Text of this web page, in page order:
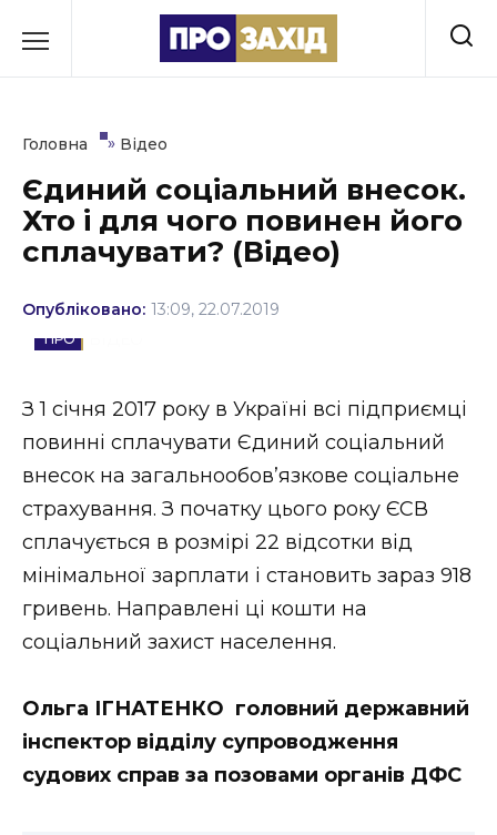
до
Культура
Освіта
Події
Соціум
Спорт
Стиль життя
Втрачений Ужгород
Втрачений Ужгород (відеоверсія)
ЗАКАРПАТСЬКІ НОВИНИ
Головна » Відео
Єдиний соціальний внесок.
Хто і для чого повинен його
сплачувати? (Відео)
Опубліковано: 13:09, 22.07.2019
З 1 січня 2017 року в Україні всі підприємці
повинні сплачувати Єдиний соціальний
внесок на загальнообов’язкове соціальне
страхування. З початку цього року ЄСВ
сплачується в розмірі 22 відсотки від
мінімальної зарплати і становить зараз 918
гривень. Направлені ці кошти на
соціальний захист населення.
Ольга ІГНАТЕНКО головний державний
інспектор відділу супроводження
судових справ за позовами органів ДФС